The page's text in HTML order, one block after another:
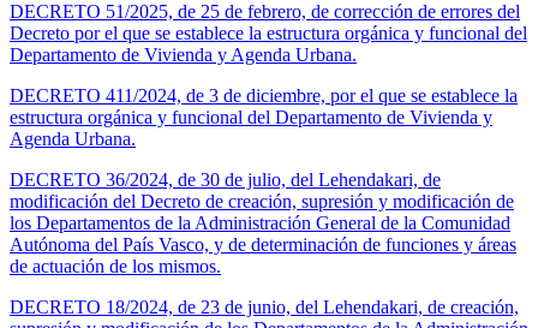
DECRETO 51/2025, de 25 de febrero, de corrección de errores del
Decreto por el que se establece la estructura orgánica y funcional del
Departamento de Vivienda y Agenda Urbana.
DECRETO 411/2024, de 3 de diciembre, por el que se establece la
estructura orgánica y funcional del Departamento de Vivienda y
Agenda Urbana.
DECRETO 36/2024, de 30 de julio, del Lehendakari, de
modificación del Decreto de creación, supresión y modificación de
los Departamentos de la Administración General de la Comunidad
Autónoma del País Vasco, y de determinación de funciones y áreas
de actuación de los mismos.
DECRETO 18/2024, de 23 de junio, del Lehendakari, de creación,